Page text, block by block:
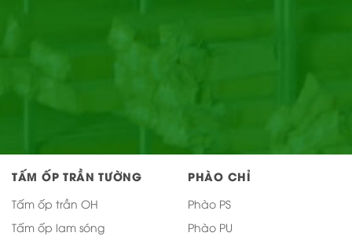
TẤM ỐP TRẦN TƯỜNG
Tấm ốp trần OH
Tấm ốp lam sóng
PHÀO CHỈ
Phào PS
Phào PU